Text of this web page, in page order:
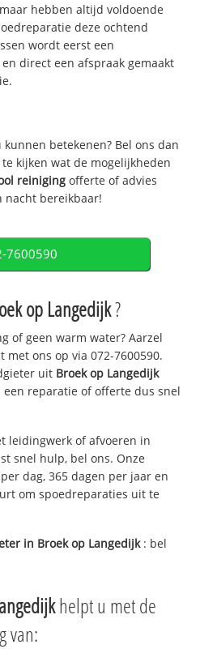
hebben altijd voldoende
deze ochtend
wordt eerst een
direct een afspraak gemaakt
betekenen? Bel ons dan
kijken wat de mogelijkheden
reiniging offerte of advies
nacht bereikbaar!
7600590
op Langedijk?
of geen warm water? Aarzel
ons op via 072-7600590.
uit Broek op Langedijk
reparatie of offerte dus snel
leidingwerk of afvoeren in
snel hulp, bel ons. Onze
dag, 365 dagen per jaar en
om spoedreparaties uit te
in Broek op Langedijk : bel
helpt u met de
van: